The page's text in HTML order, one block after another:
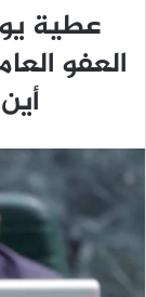
عطية
العفو